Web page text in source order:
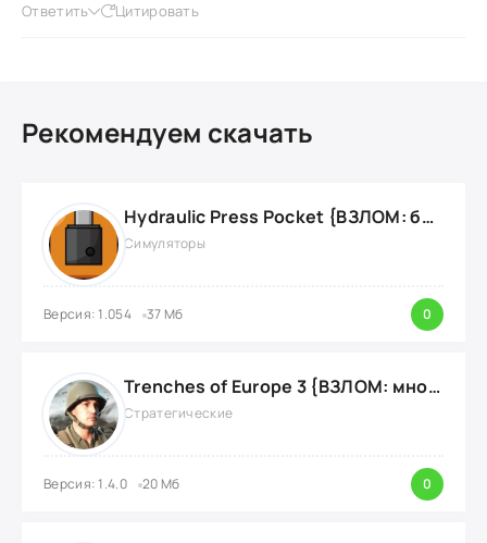
Ответить Цитировать
Рекомендуем скачать
Hydraulic Press Pocket {ВЗЛОМ: бесконечные деньги}
Симуляторы
Версия: 1.054 37 Мб 0
Trenches of Europe 3 {ВЗЛОМ: много денег}
Стратегические
Версия: 1.4.0 20 Мб 0